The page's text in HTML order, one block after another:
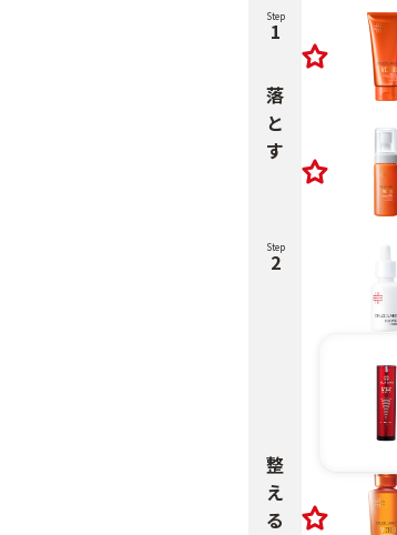
Step
1
落
と
す
Step
2
整
え
る